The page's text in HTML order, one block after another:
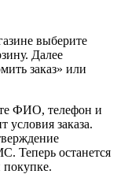
выберите
Далее
заказ» или
ФИО, телефон и
условия заказа.
Теперь останется
покупке.